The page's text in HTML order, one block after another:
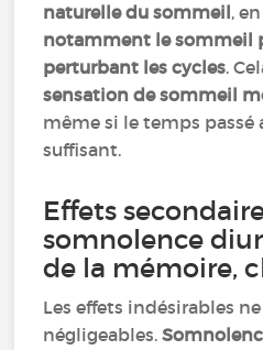
naturelle du sommeil, en
notamment le sommeil
perturbant les cycles.
sensation de sommeil
même si le temps passé
suffisant.
Effets
somnolence
de la mémoire,
Les effets indésirables
négligeables.